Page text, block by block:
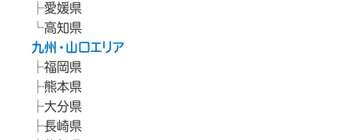
愛媛県
高知県
九州・山口エリア
福岡県
熊本県
大分県
長崎県